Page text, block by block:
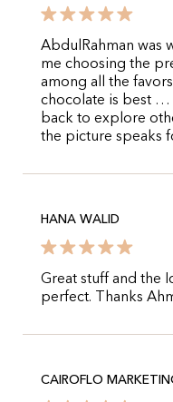
AbdulRahman was
me choosing the
among all the
chocolate is best …
back to explore
the picture speaks
HANA WALID
Great stuff and the
perfect. Thanks
CAIROFLO